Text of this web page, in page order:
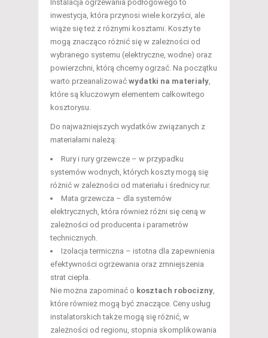
Instalacja ogrzewania podłogowego to
inwestycja, która przynosi wiele korzyści, ale
wiąże się też z różnymi kosztami. Koszty te
mogą znacząco różnić się w zależności od
wybranego systemu (elektryczne, wodne) oraz
powierzchni, którą chcemy ogrzać. Na początku
warto przeanalizować wydatki na materiały,
które są kluczowym elementem całkowitego
kosztorysu.
Do najważniejszych wydatków związanych z
materiałami należą:
Rury i rury grzewcze – w przypadku
systemów wodnych, których koszty mogą się
różnić w zależności od materiału i średnicy rur.
Mata grzewcza – dla systemów
elektrycznych, która również różni się ceną w
zależności od producenta i parametrów
technicznych.
Izolacja termiczna – istotna dla zapewnienia
efektywności ogrzewania oraz zmniejszenia
strat ciepła.
Nie można zapominać o kosztach robocizny,
które również mogą być znaczące. Ceny usług
instalatorskich także mogą się różnić, w
zależności od regionu, stopnia skomplikowania